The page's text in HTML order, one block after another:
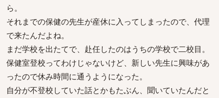
ら。
それまでの保健の先生が産休に入ってしまったので、代理
で来たんだよね。
まだ学校を出たてで、赴任したのはうちの学校で二校目。
保健室登校ってわけじゃないけど、新しい先生に興味があ
ったので休み時間に通うようになった。
自分が不登校していた話とかもたぶん、聞いていたんだと